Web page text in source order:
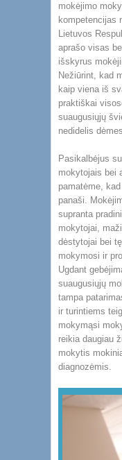
mokėjimo
kompetencijas
Lietuvos
aprašo visas
išskyrus
Nežiūrint, kad
kaip viena iš
praktiškai
suaugusiųjų
nedidelis
Pasikalbėjus
mokytojais bei
pamatėme,
panaši.
supranta
mokytojai,
dėstytojai bei
mokymosi ir
Ugdant
suaugusiųjų
tampa
ir turintiems
mokymąsi
reikia daugiau
mokytis
diagnozėmis.